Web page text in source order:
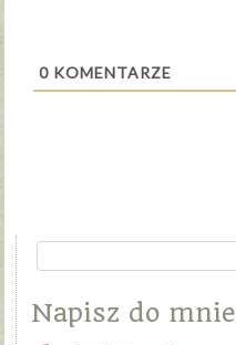
0 KOMENTARZE
Napisz do mnie